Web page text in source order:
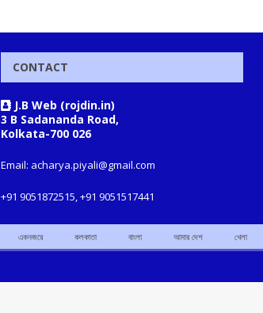
CONTACT
J.B Web (rojdin.in)
3 B Sadananda Road,
Kolkata-700 026
Email: acharya.piyali@gmail.com
+91 9051872515, +91 9051517441
একনজরে কলকাতা বাংলা আমার দেশ খেলা